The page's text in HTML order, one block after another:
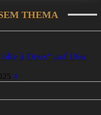
THEMA
à Deux“ auf Disc
4